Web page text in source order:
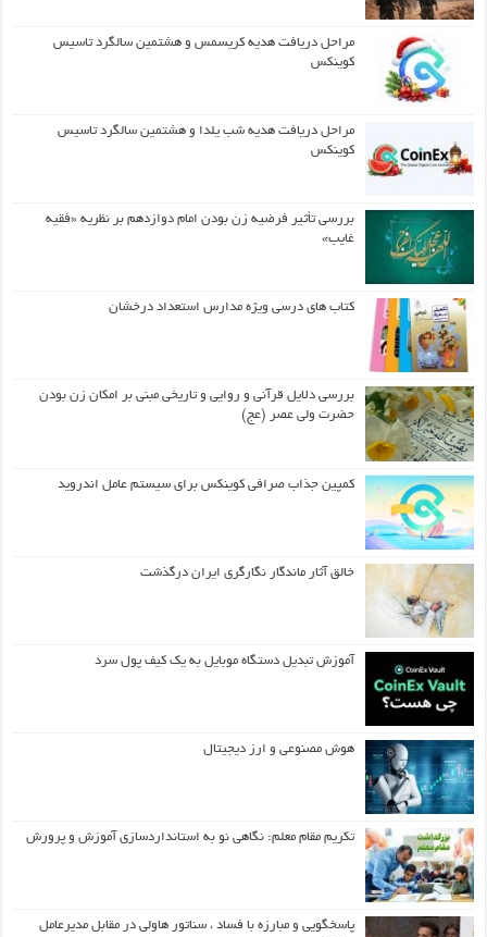
مراحل دریافت هدیه کریسمس و هشتمین سالگرد تاسیس
کوینکس
مراحل دریافت هدیه شب یلدا و هشتمین سالگرد تاسیس
کوینکس
بررسی تأثیر فرضیه زن بودن امام دوازدهم بر نظریه «فقیه
غایب»
کتاب های درسی ویژه مدارس استعداد درخشان
بررسی دلایل قرآنی و روایی و تاریخی مبنی بر امکان زن بودن
حضرت ولی عصر (عج)
کمپین جذاب صرافی کوینکس برای سیستم عامل اندروید
خالق آثار ماندگار نگارگری ایران درگذشت
آموزش تبدیل دستگاه موبایل به یک کیف‌ پول سرد
هوش مصنوعی و ارز دیجیتال
تکریم مقام معلم: نگاهی نو به استانداردسازی آموزش و پرورش
پاسخگویی و مبارزه با فساد ، سناتور هاولی در مقابل مدیرعامل